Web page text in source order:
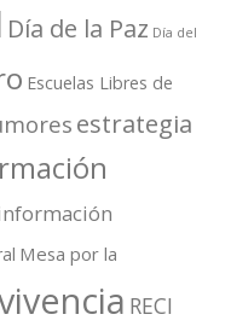
Día de la Paz Día del
Escuelas Libres de
estrategia
Mesa por la
RECI